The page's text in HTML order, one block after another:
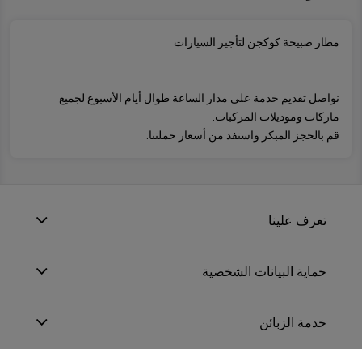
مطار صبيحة كوكجن لتأجير السيارات
نواصل تقديم خدمة على مدار الساعة طوال أيام الأسبوع لجميع
ماركات وموديلات المركبات.
قم بالحجز المبكر واستفد من أسعار حملتنا.
تعرف علينا
حماية البيانات الشخصية
خدمة الزبائن